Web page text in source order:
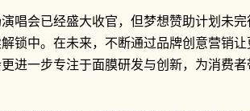
唱会已经盛大收官，但梦想赞助计划未
锁中。在未来，不断通过品牌创意营销
进一步专注于面膜研发与创新，为消费者